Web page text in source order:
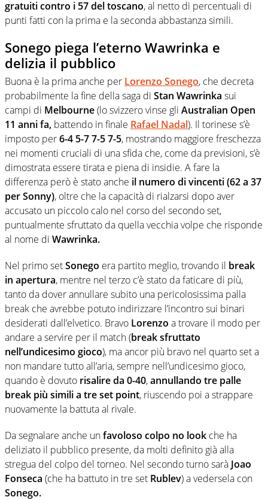
gratuiti contro i 57 del toscano, al netto di percentuali di
punti fatti con la prima e la seconda abbastanza simili.
Sonego piega l’eterno Wawrinka e
delizia il pubblico
Buona è la prima anche per Lorenzo Sonego, che decreta
probabilmente la fine della saga di Stan Wawrinka sui
campi di Melbourne(lo svizzero vinse gli Australian Open
11 anni fa, battendo in finale Rafael Nadal). Il torinese s’è
imposto per6-4 5-7 7-5 7-5, mostrando maggiore freschezza
nei momenti cruciali di una sfida che, come da previsioni, s’è
dimostrata essere tirata e piena di insidie. A fare la
differenza però è stato anche il numero di vincenti (62 a 37
per Sonny), oltre che la capacità di rialzarsi dopo aver
accusato un piccolo calo nel corso del secondo set,
puntualmente sfruttato da quella vecchia volpe che risponde
al nome di Wawrinka.
Nel primo setSonego era partito meglio, trovando il break
in apertura, mentre nel terzo c’è stato da faticare di più,
tanto da dover annullare subito una pericolosissima palla
break che avrebbe potuto indirizzare l’incontro sui binari
desiderati dall’elvetico. Bravo Lorenzo a trovare il modo per
andare a servire per il match (break sfruttato
nell’undicesimo gioco), ma ancor più bravo nel quarto set a
non mandare tutto all’aria, sempre nell’undicesimo gioco,
quando è dovuto risalire da 0-40,annullando tre palle
break più simili a tre set point, riuscendo poi a strappare
nuovamente la battuta al rivale.
Da segnalare anche unfavoloso colpo no look che ha
deliziato il pubblico presente, da molti definito già alla
stregua del colpo del torneo. Nel secondo turno sarà Joao
Fonseca (che ha battuto in tre set Rublev) a vedersela con
Sonego.